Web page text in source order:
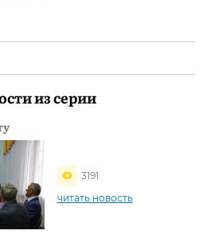
из серии
3191
читать новость